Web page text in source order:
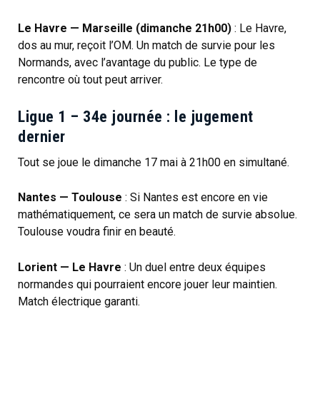
Le Havre — Marseille (dimanche 21h00) : Le Havre,
dos au mur, reçoit l’OM. Un match de survie pour les
Normands, avec l’avantage du public. Le type de
rencontre où tout peut arriver.
Ligue 1 – 34e journée : le jugement
dernier
Tout se joue le dimanche 17 mai à 21h00 en simultané.
Nantes — Toulouse : Si Nantes est encore en vie
mathématiquement, ce sera un match de survie absolue.
Toulouse voudra finir en beauté.
Lorient — Le Havre : Un duel entre deux équipes
normandes qui pourraient encore jouer leur maintien.
Match électrique garanti.